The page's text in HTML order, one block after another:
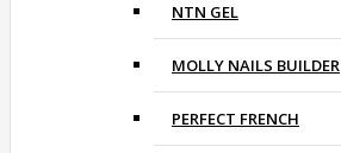
NTN GEL
MOLLY NAILS BUILDER
PERFECT FRENCH